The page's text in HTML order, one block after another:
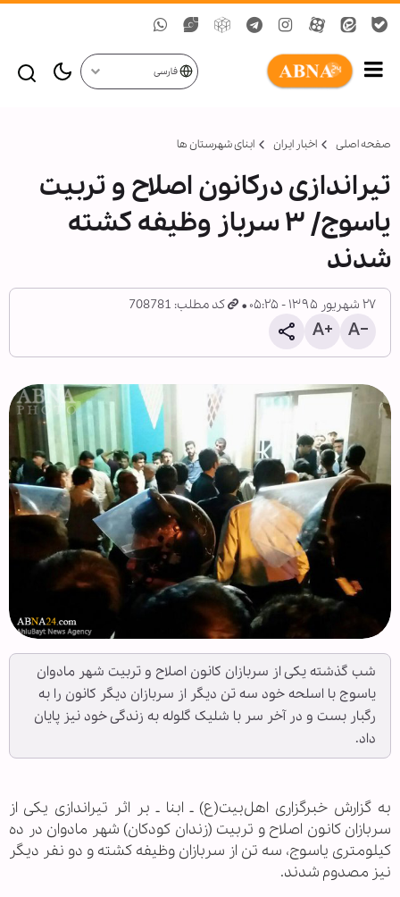
فارسی
صفحه اصلی اخبار ایران ابنای شهرستان ها
تیراندازی درکانون اصلاح و تربیت
یاسوج/ ۳ سرباز وظیفه کشته
شدند
۲۷ شهریور ۱۳۹۵ - ۰۵:۲۵ کد مطلب: 708781
شب گذشته یکی از سربازان کانون اصلاح و تربیت شهر مادوان
یاسوج با اسلحه خود سه تن دیگر از سربازان دیگر کانون را به
رگبار بست و در آخر سر با شلیک گلوله به زندگی خود نیز پایان
داد.
به گزارش خبرگزاری اهل‌بیت(ع) ـ ابنا ـ بر اثر تیراندازی یکی از
سربازان کانون اصلاح‌ و تربیت (زندان کودکان) شهر مادوان در ده
کیلومتری یاسوج، سه تن از سربازان وظیفه کشته و دو نفر دیگر
نیز مصدوم شدند.